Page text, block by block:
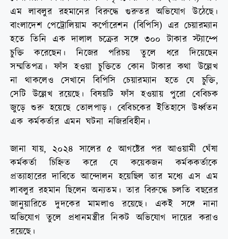
এম লাবলুর রহমানের বিরুদ্ধে গুরুতর অভিযোগ উঠেছে।
বাংলাদেশ পেট্রোলিয়াম কর্পোরেশন (বিপিসি) এর চেয়ারম্যান
হতে তিনি এক দালাল চক্রের সঙ্গে ৩০০ টাকার স্ট্যাম্পে
চুক্তি করেছেন। নিজের পরিচয় তুলে ধরে দিয়েছেন
সম্মতিপত্র। ফাঁস হওয়া চুক্তিতে কোন টাকার কথা উল্লেখ
না থাকলেও সেখানে বিপিসি চেয়ারম্যান হতে যে চুক্তি,
সেটি ‍উল্লেখ রয়েছে। বিষয়টি ফাঁস হওয়ায় পুরো বেবিচক
জুড়ে শুরু হয়েছে তোলপাড়। বেবিচকের ইতিহাসে উর্ধ্বতন
এক কর্মকর্তার এমন ঘটনা নজিরবিহীন।
জানা যায়, ২০২৪ সালের ৫ আগষ্টের পর আওয়ামী ঘেঁষা
কর্মকর্তা চিহ্নিত করে যে কয়েকজন কর্মককর্তাকে
প্রত্যাহারের দাবিতে আন্দোলন হয়েছিল তার মধ্যে এস এম
লাবলুর রহমান ছিলেন অন্যতম। তার বিরুদ্ধে চলতি বছরের
জানুয়ারিতে দুদকের মামলাও রয়েছে। একই সঙ্গে নানা
অভিযোগ তুলে প্রধানমন্ত্রীর নিকট অভিযোগ দায়ের করাও
রয়েছে।